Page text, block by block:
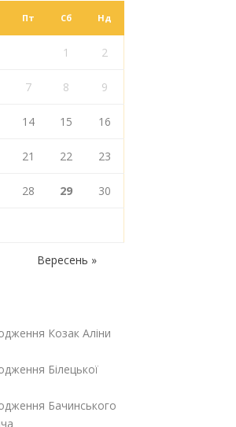
Пт Сб Нд
1 2
7 8 9
14 15 16
21 22 23
28 29 30
Вересень »
Козак Аліни
Білецької
Бачинського